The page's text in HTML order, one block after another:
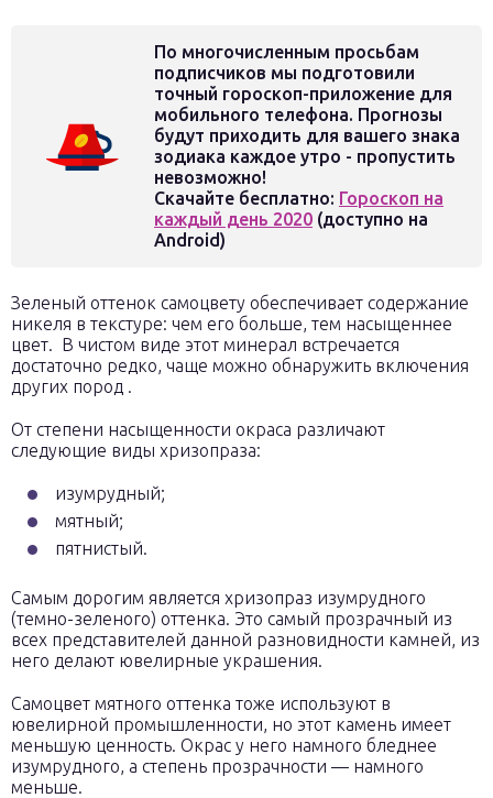
По многочисленным просьбам
подписчиков мы подготовили
точный гороскоп-приложение для
мобильного телефона. Прогнозы
будут приходить для вашего знака
зодиака каждое утро - пропустить
невозможно!
Скачайте бесплатно: Гороскоп на
каждый день 2020 (доступно на
Android)
Зеленый оттенок самоцвету обеспечивает содержание
никеля в текстуре: чем его больше, тем насыщеннее
цвет. В чистом виде этот минерал встречается
достаточно редко, чаще можно обнаружить включения
других пород .
От степени насыщенности окраса различают
следующие виды хризопраза:
изумрудный;
мятный;
пятнистый.
Самым дорогим является хризопраз изумрудного
(темно-зеленого) оттенка. Это самый прозрачный из
всех представителей данной разновидности камней, из
него делают ювелирные украшения.
Самоцвет мятного оттенка тоже используют в
ювелирной промышленности, но этот камень имеет
меньшую ценность. Окрас у него намного бледнее
изумрудного, а степень прозрачности — намного
меньше.